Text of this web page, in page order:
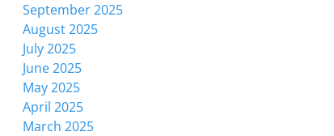
September 2025
August 2025
July 2025
June 2025
May 2025
April 2025
March 2025